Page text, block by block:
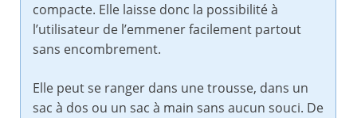
compacte. Elle laisse donc la possibilité à
l’utilisateur de l’emmener facilement partout
sans encombrement.
Elle peut se ranger dans une trousse, dans un
sac à dos ou un sac à main sans aucun souci. De